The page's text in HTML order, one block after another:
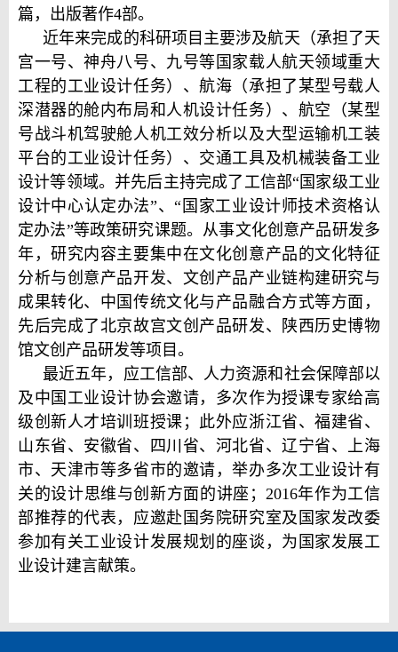
篇，出版著作4部。
近年来完成的科研项目主要涉及航天（承担了天
宫一号、神舟八号、九号等国家载人航天领域重大
工程的工业设计任务）、航海（承担了某型号载人
深潜器的舱内布局和人机设计任务）、航空（某型
号战斗机驾驶舱人机工效分析以及大型运输机工装
平台的工业设计任务）、交通工具及机械装备工业
设计等领域。并先后主持完成了工信部“国家级工业
设计中心认定办法”、“国家工业设计师技术资格认
定办法”等政策研究课题。从事文化创意产品研发多
年，研究内容主要集中在文化创意产品的文化特征
分析与创意产品开发、文创产品产业链构建研究与
成果转化、中国传统文化与产品融合方式等方面，
先后完成了北京故宫文创产品研发、陕西历史博物
馆文创产品研发等项目。
最近五年，应工信部、人力资源和社会保障部以
及中国工业设计协会邀请，多次作为授课专家给高
级创新人才培训班授课；此外应浙江省、福建省、
山东省、安徽省、四川省、河北省、辽宁省、上海
市、天津市等多省市的邀请，举办多次工业设计有
关的设计思维与创新方面的讲座；2016年作为工信
部推荐的代表，应邀赴国务院研究室及国家发改委
参加有关工业设计发展规划的座谈，为国家发展工
业设计建言献策。